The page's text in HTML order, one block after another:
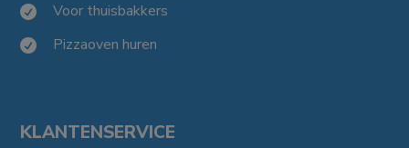
 Voor thuisbakkers
 Pizzaoven huren
KLANTENSERVICE